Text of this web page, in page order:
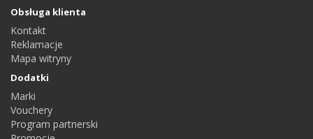
Obsługa klienta
Kontakt
Reklamacje
Mapa witryny
Dodatki
Marki
Vouchery
Program partnerski